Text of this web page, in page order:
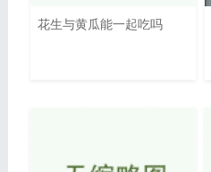
花生与黄瓜能一起吃吗